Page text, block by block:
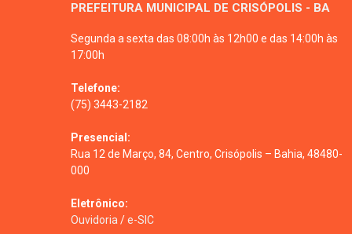
PREFEITURA MUNICIPAL DE CRISÓPOLIS - BA
Segunda a sexta das 08:00h às 12h00 e das 14:00h às
17:00h
Telefone:
(75) 3443-2182
Presencial:
Rua 12 de Março, 84, Centro, Crisópolis – Bahia, 48480-
000
Eletrônico:
Ouvidoria /e-SIC